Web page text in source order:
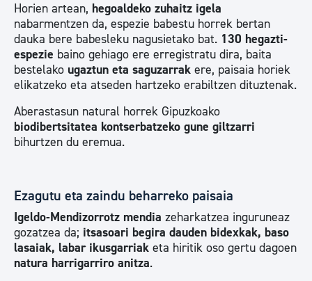
Horien artean, hegoaldeko zuhaitz igela
nabarmentzen da, espezie babestu horrek bertan
dauka bere babesleku nagusietako bat. 130 hegazti-
espezie baino gehiago ere erregistratu dira, baita
bestelako ugaztun eta saguzarrak ere, paisaia horiek
elikatzeko eta atseden hartzeko erabiltzen dituztenak.
Aberastasun natural horrek Gipuzkoako
biodibertsitatea kontserbatzeko gune giltzarri
bihurtzen du eremua.
Ezagutu eta zaindu beharreko paisaia
Igeldo-Mendizorrotz mendia zeharkatzea inguruneaz
gozatzea da; itsasoari begira dauden bidexkak, baso
lasaiak, labar ikusgarriak eta hiritik oso gertu dagoen
natura harrigarriro anitza.